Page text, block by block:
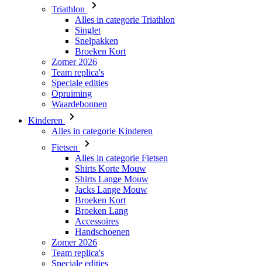
Zomer 2026
Team replica's
Speciale edities
Opruiming
Waardebonnen
Kinderen
Alles in categorie Kinderen
Fietsen
Alles in categorie Fietsen
Shirts Lange Mouw
Jacks Lange Mouw
Broeken Kort
Broeken Lang
Accessoires
Handschoenen
Zomer 2026
Team replica's
Speciale edities
Opruiming
Waardebonnen
Custom Teamwear
Stories